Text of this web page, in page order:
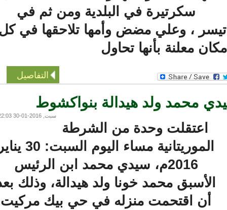
سكرتيرة في البلدية ومن ثم في
، وعلي مضض وأمها تلاحقها في كل
معلنة بأنها تحاول
التفاصيل
محمد ولد هيدالة بنواكشوط
سبت, 2016-01-30 22:03
اعتقلت وحدة من الشرطة
الموريتانية مساء اليوم السبت: 30 يناير
2016م، سيدي محمد ابن الرئيس
الأسبق محمد خونا ولد هيدالة، وذلك بعد
أن اقتحمت منزله في حي بيك مركيت